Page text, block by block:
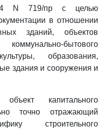
N 719/пр с целью
в отношении
зданий, объектов
коммунально-бытового
образования,
здания и сооружения и
объект капитального
точно отражающий
строительного